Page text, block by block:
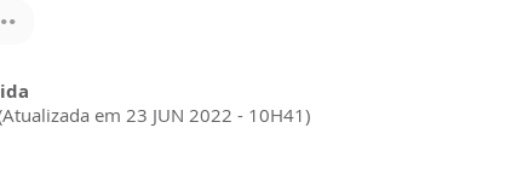
em 23 JUN 2022 - 10H41)